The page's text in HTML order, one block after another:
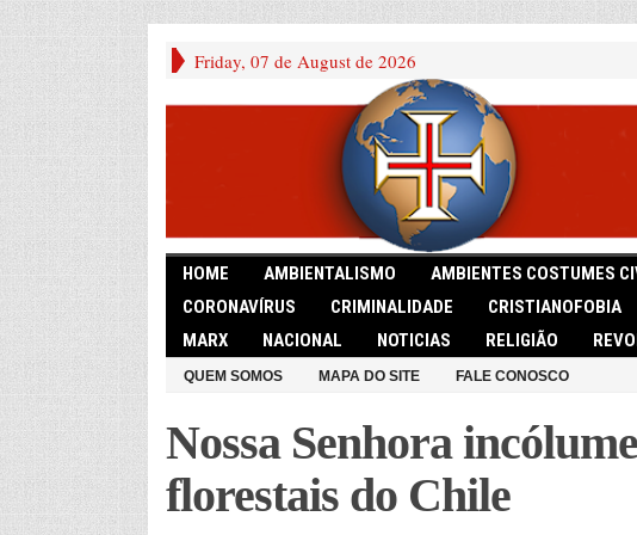
Friday, 07 de August de 2026
HOME AMBIENTALISMO AMBIENTES COSTUMES
CORONAVÍRUS
CRIMINALIDADE CRISTIANOFOBIA
MARX
NACIONAL NOTICIAS RELIGIÃO
QUEM SOMOS MAPA DO SITE FALE CONOSCO
Nossa Senhora
florestais do Chile